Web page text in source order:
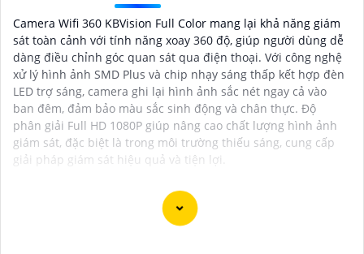
Camera Wifi 360 KBVision Full Color mang lại khả năng giám
sát toàn cảnh với tính năng xoay 360 độ, giúp người dùng dễ
dàng điều chỉnh góc quan sát qua điện thoại. Với công nghệ
xử lý hình ảnh SMD Plus và chip nhạy sáng thấp kết hợp đèn
LED trợ sáng, camera ghi lại hình ảnh sắc nét ngay cả vào
ban đêm, đảm bảo màu sắc sinh động và chân thực. Độ
phân giải Full HD 1080P giúp nâng cao chất lượng hình ảnh
giám sát, đặc biệt là trong môi trường thiếu sáng, cung cấp
giải pháp giám sát hiệu quả và tiện lợi.